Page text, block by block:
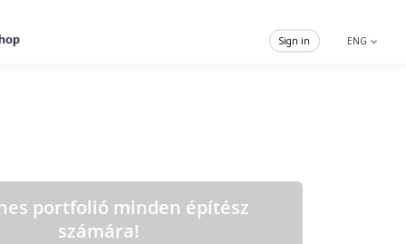
ENG
Sign in
portfolió minden építész
számára!